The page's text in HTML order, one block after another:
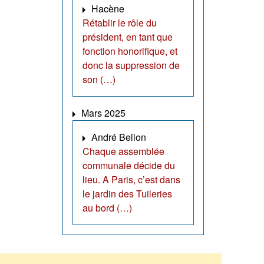
Hacène
Rétablir le rôle du
président, en tant que
fonction honorifique, et
donc la suppression de
son (…)
Mars 2025
André Bellon
Chaque assemblée
communale décide du
lieu. A Paris, c’est dans
le jardin des Tuileries
au bord (…)